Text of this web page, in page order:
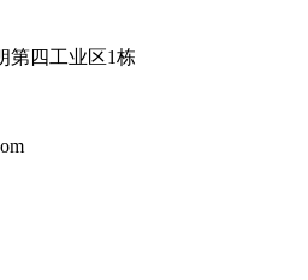
第四工业区1栋